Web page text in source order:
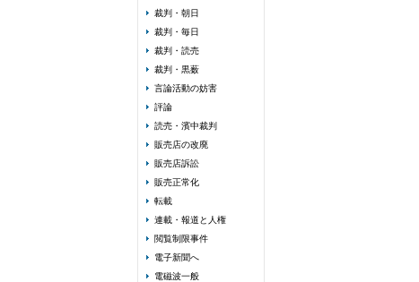
裁判・朝日
裁判・毎日
裁判・読売
裁判・黒薮
言論活動の妨害
評論
読売・濱中裁判
販売店の改廃
販売店訴訟
販売正常化
転載
連載・報道と人権
閲覧制限事件
電子新聞へ
電磁波一般